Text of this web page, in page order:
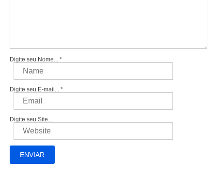
Digite seu Nome... *
Digite seu E-mail... *
Digite seu Site...